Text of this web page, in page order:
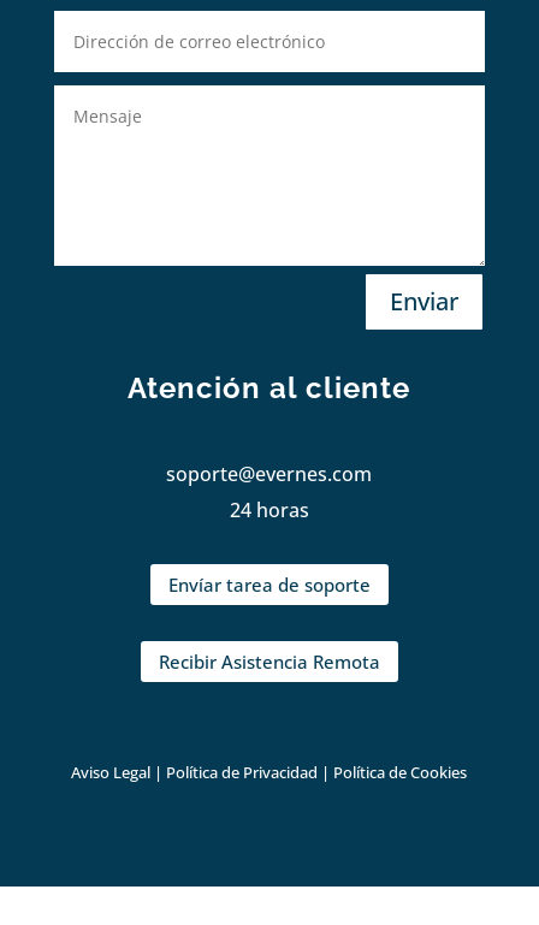
Enviar
Atención al cliente
soporte@evernes.com
24 horas
Envíar tarea de soporte
Recibir Asistencia Remota
Aviso Legal | Política de Privacidad | Política de Cookies